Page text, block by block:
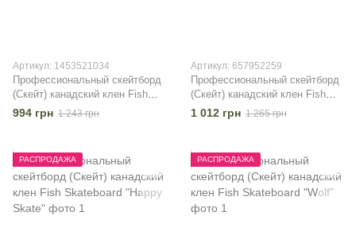
Артикул: 1453521034
Профессиональный скейтборд
(Скейт) канадский клен Fish
Skateboard "Green Rhombus"
994 грн 1 243 грн
Артикул: 657952259
Профессиональный скейтборд
(Скейт) канадский клен Fish
Skateboard "Heart Blue"
1 012 грн 1 265 грн
РАСПРОДАЖА РАСПРОДАЖА